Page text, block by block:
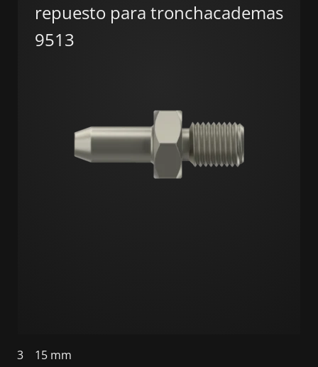
repuesto para tronchacademas
9513
3 15 mm